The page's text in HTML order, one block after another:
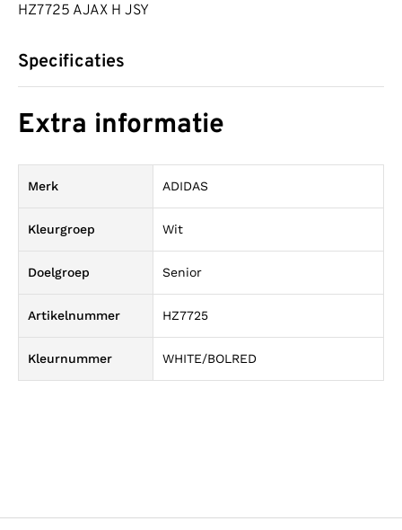
HZ7725 AJAX H JSY
Specificaties
Extra informatie
Merk ADIDAS
Kleurgroep Wit
Doelgroep Senior
Artikelnummer HZ7725
Kleurnummer WHITE/BOLRED